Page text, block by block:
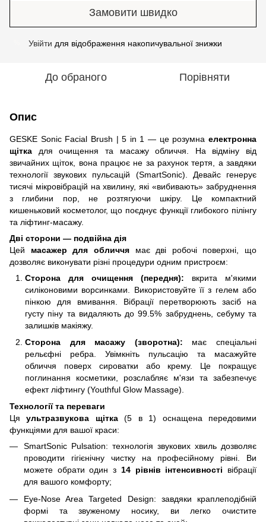
Замовити швидко
Увійти для відображення накопичувальної знижки
До обраного Порівняти
Опис
GESKE Sonic Facial Brush | 5 in 1 — це розумна електронна
щітка для очищення та масажу обличчя. На відміну від
звичайних щіток, вона працює не за рахунок тертя, а завдяки
технології звукових пульсацій (SmartSonic). Девайс генерує
тисячі мікровібрацій на хвилину, які «вибивають» забруднення
з глибини пор, не розтягуючи шкіру. Це компактний
кишеньковий косметолог, що поєднує функції глибокого пілінгу
та ліфтинг-масажу.
Дві сторони — подвійна дія
Цей масажер для обличчямає дві робочі поверхні, що
дозволяє виконувати різні процедури одним пристроєм:
Сторона для очищення (передня): вкрита м'якими
силіконовими ворсинками. Використовуйте її з гелем або
пінкою для вмивання. Вібрації перетворюють засіб на
густу піну та видаляють до 99.5% забруднень, себуму та
залишків макіяжу.
Сторона для масажу (зворотна): має спеціальні
рельєфні ребра. Увімкніть пульсацію та масажуйте
обличчя поверх сироватки або крему. Це покращує
поглинання косметики, розслабляє м'язи та забезпечує
ефект ліфтингу (Youthful Glow Massage).
Технології та переваги
Цяультразвукова щітка(5 в 1) оснащена передовими
функціями для вашої краси:
SmartSonic Pulsation: технологія звукових хвиль дозволяє
проводити гігієнічну чистку на професійному рівні. Ви
можете обрати один з 14 рівнів інтенсивності вібрації
для вашого комфорту;
Eye-Nose Area Targeted Design: завдяки краплеподібній
формі та звуженому носику, ви легко очистите